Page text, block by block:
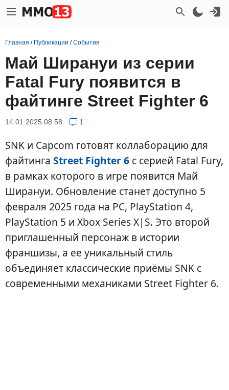
Главная / Публикации /События
Май Ширануи из серии
Fatal Fury появится в
файтинге Street Fighter 6
14.01.2025 08:58 1
SNK и Capcom готовят коллаборацию для
файтинга Street Fighter 6 с серией Fatal Fury,
в рамках которого в игре появится Май
Ширануи. Обновление станет доступно 5
февраля 2025 года на PC, PlayStation 4,
PlayStation 5 и Xbox Series X|S. Это второй
приглашенный персонаж в истории
франшизы, а ее уникальный стиль
объединяет классические приёмы SNK с
современными механиками Street Fighter 6.